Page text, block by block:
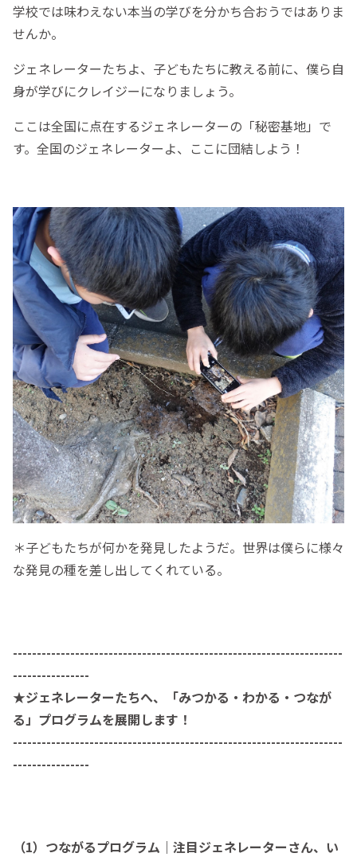
学校では味わえない本当の学びを分かち合おうではありま
せんか。
ジェネレーターたちよ、子どもたちに教える前に、僕ら自
身が学びにクレイジーになりましょう。
ここは全国に点在するジェネレーターの「秘密基地」で
す。全国のジェネレーターよ、ここに団結しよう！
＊子どもたちが何かを発見したようだ。世界は僕らに様々
な発見の種を差し出してくれている。
---------------------------------------------------------------------
----------------
★ジェネレーターたちへ、「みつかる・わかる・つなが
る」プログラムを展開します！
---------------------------------------------------------------------
----------------
（1）つながるプログラム｜注目ジェネレーターさん、い